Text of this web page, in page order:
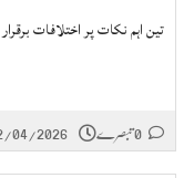
تین اہم نکات پر اختلافات
04/2026